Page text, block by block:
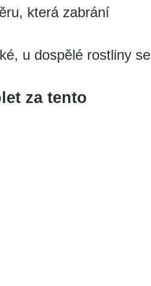
která zabrání
u dospělé rostliny se
za tento